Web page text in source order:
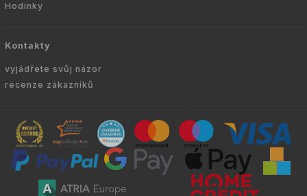
Hodinky
Kontakty
vyjádřete svůj názor
recenze zákazníků